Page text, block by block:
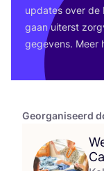
Georganiseerd
upda­tes over de
gaan uiterst
gege­vens. Meer